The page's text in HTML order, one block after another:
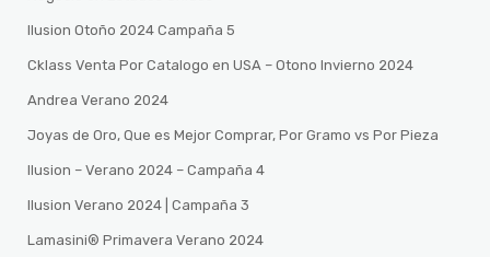
Ilusion Otoño 2024 Campaña 5
Cklass Venta Por Catalogo en USA – Otono Invierno 2024
Andrea Verano 2024
Joyas de Oro, Que es Mejor Comprar, Por Gramo vs Por Pieza
Ilusion – Verano 2024 – Campaña 4
Ilusion Verano 2024 | Campaña 3
Lamasini®️ Primavera Verano 2024